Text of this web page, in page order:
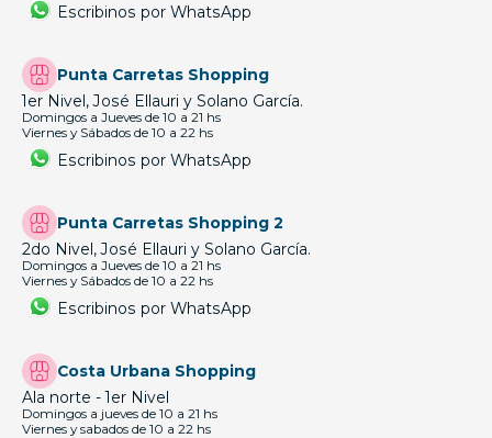
Escribinos por WhatsApp
Punta Carretas Shopping
1er Nivel, José Ellauri y Solano García.
Domingos a Jueves de 10 a 21 hs
Viernes y Sábados de 10 a 22 hs
Escribinos por WhatsApp
Punta Carretas Shopping 2
2do Nivel, José Ellauri y Solano García.
Domingos a Jueves de 10 a 21 hs
Viernes y Sábados de 10 a 22 hs
Escribinos por WhatsApp
Costa Urbana Shopping
Ala norte - 1er Nivel
Domingos a jueves de 10 a 21 hs
Viernes y sabados de 10 a 22 hs